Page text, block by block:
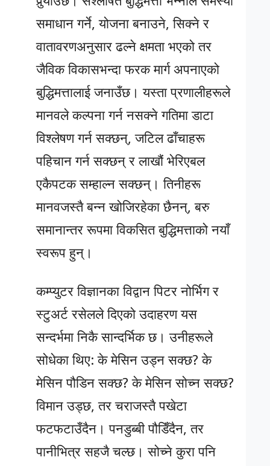
समाधान गर्ने, योजना बनाउने, सिक्ने र
वातावरणअनुसार ढल्ने क्षमता भएको तर
जैविक विकासभन्दा फरक मार्ग अपनाएको
बुद्धिमत्तालाई जनाउँछ। यस्ता प्रणालीहरूले
मानवले कल्पना गर्न नसक्ने गतिमा डाटा
विश्लेषण गर्न सक्छन्, जटिल ढाँचाहरू
पहिचान गर्न सक्छन् र लाखौं भेरिएबल
एकैपटक सम्हाल्न सक्छन्। तिनीहरू
मानवजस्तै बन्न खोजिरहेका छैनन्, बरु
समानान्तर रूपमा विकसित बुद्धिमत्ताको नयाँ
स्वरूप हुन्।
कम्प्युटर विज्ञानका विद्वान पिटर नोर्भिग र
स्टुअर्ट रसेलले दिएको उदाहरण यस
सन्दर्भमा निकै सान्दर्भिक छ। उनीहरूले
सोधेका थिए: के मेसिन उड्न सक्छ? के
मेसिन पौडिन सक्छ? के मेसिन सोच्न सक्छ?
विमान उड्छ, तर चराजस्तै पखेटा
फटफटाउँदैन। पनडुब्बी पौडिँदैन, तर
पानीभित्र सहजै चल्छ। सोच्ने कुरा पनि